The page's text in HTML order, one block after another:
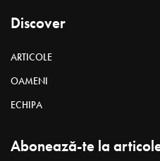
Discover
ARTICOLE
OAMENI
ECHIPA
Abonează-te la